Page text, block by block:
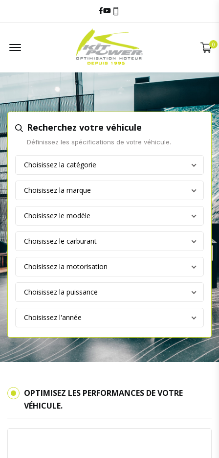
Facebook
Youtube
0
Recherchez votre véhicule
Définissez les spécifications de votre véhicule.
OPTIMISEZ LES PERFORMANCES DE VOTRE
VÉHICULE.